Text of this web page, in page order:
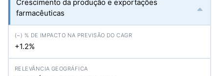
Crescimento da produção e exportações
farmacêuticas
+1.2%